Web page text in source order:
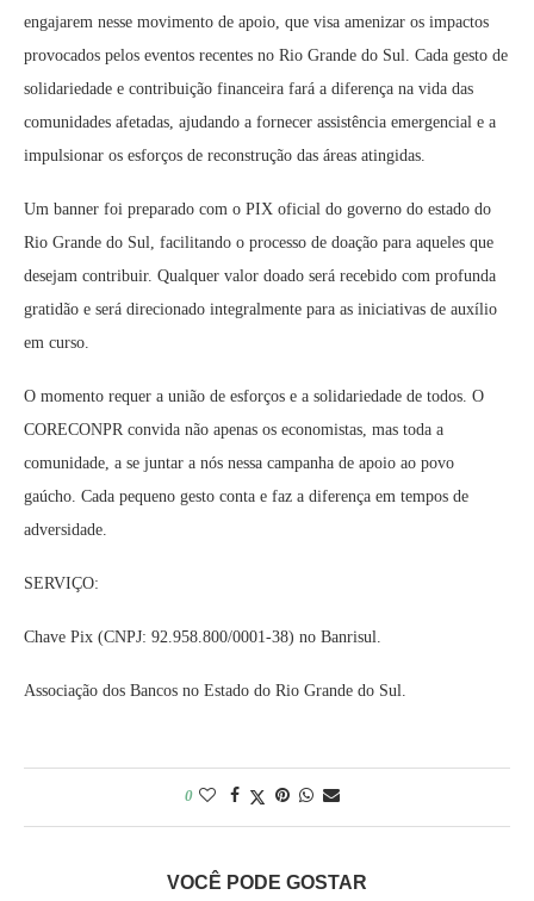
engajarem nesse movimento de apoio, que visa amenizar os impactos
provocados pelos eventos recentes no Rio Grande do Sul. Cada gesto de
solidariedade e contribuição financeira fará a diferença na vida das
comunidades afetadas, ajudando a fornecer assistência emergencial e a
impulsionar os esforços de reconstrução das áreas atingidas.
Um banner foi preparado com o PIX oficial do governo do estado do
Rio Grande do Sul, facilitando o processo de doação para aqueles que
desejam contribuir. Qualquer valor doado será recebido com profunda
gratidão e será direcionado integralmente para as iniciativas de auxílio
em curso.
O momento requer a união de esforços e a solidariedade de todos. O
CORECONPR convida não apenas os economistas, mas toda a
comunidade, a se juntar a nós nessa campanha de apoio ao povo
gaúcho. Cada pequeno gesto conta e faz a diferença em tempos de
adversidade.
SERVIÇO:
Chave Pix (CNPJ: 92.958.800/0001-38) no Banrisul.
Associação dos Bancos no Estado do Rio Grande do Sul.
0
VOCÊ PODE GOSTAR